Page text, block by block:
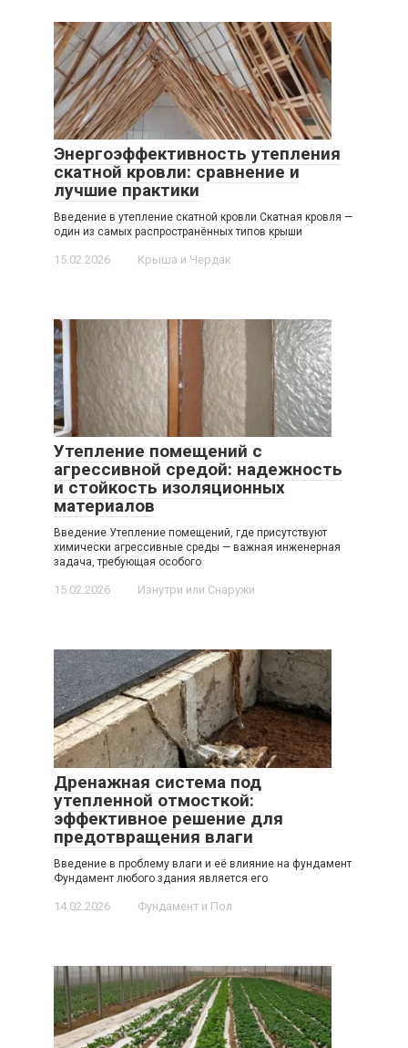
Энергоэффективность утепления
скатной кровли: сравнение и
лучшие практики
Введение в утепление скатной кровли Скатная кровля —
один из самых распространённых типов крыши
15.02.2026 Крыша и Чердак
Утепление помещений с
агрессивной средой: надежность
и стойкость изоляционных
материалов
Введение Утепление помещений, где присутствуют
химически агрессивные среды — важная инженерная
задача, требующая особого
15.02.2026 Изнутри или Снаружи
Дренажная система под
утепленной отмосткой:
эффективное решение для
предотвращения влаги
Введение в проблему влаги и её влияние на фундамент
Фундамент любого здания является его
14.02.2026 Фундамент и Пол